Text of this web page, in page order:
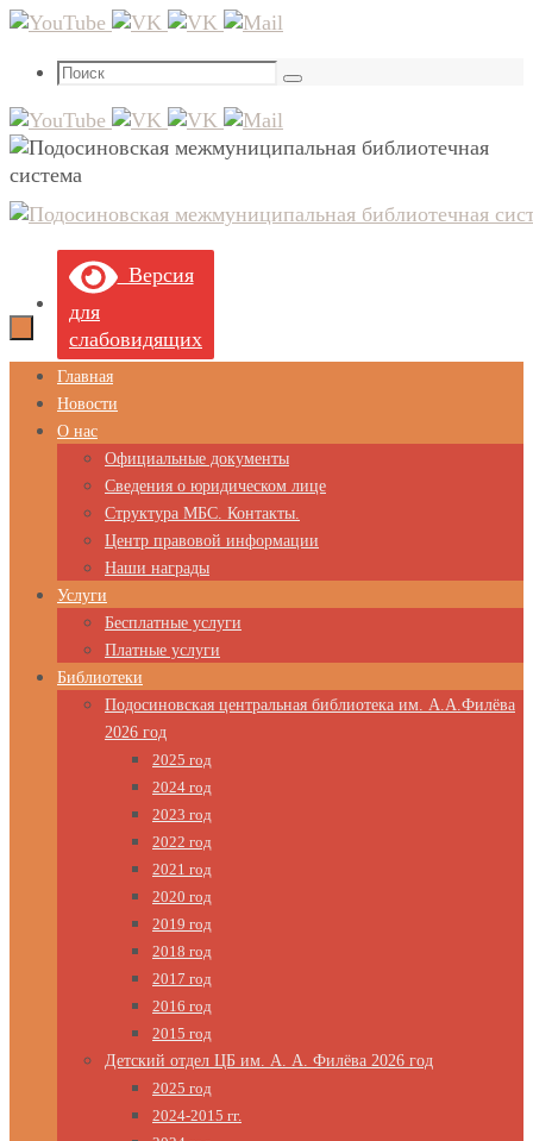
Перейти
содержимому
Что
Поиск
Версия
для
слабовидящих
Перейти
содержимому
Главная
Новости
О нас
Официальные документы
Сведения о юридическом лице
Структура МБС. Контакты.
Центр правовой информации
Наши награды
Услуги
Бесплатные услуги
Платные услуги
Библиотеки
Подосиновская центральная библиотека им. А.А.Филёва
2026 год
2025 год
2024 год
2023 год
2022 год
2021 год
2020 год
2019 год
2018 год
2017 год
2016 год
2015 год
Детский отдел ЦБ им. А. А. Филёва 2026 год
2025 год
2024-2015 гг.